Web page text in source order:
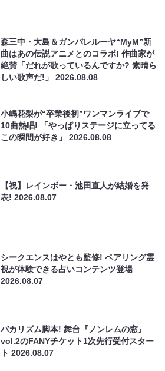
森三中・大島＆ガンバレルーヤ“MyM”新
曲はあの伝説アニメとのコラボ! 作曲家が
絶賛「だれが歌っているんですか? 素晴ら
しい歌声だ!」2026.08.08
小嶋花梨が“卒業後初”ワンマンライブで
10曲熱唱! 「やっぱりステージに立ってる
この瞬間が好き」2026.08.08
【祝】レインボー・池田直人が結婚を発
表!2026.08.07
シークエンスはやとも監修! ペアリング霊
視が体験できる占いコンテンツ登場
2026.08.07
バカリズム脚本! 舞台『ノンレムの窓』
vol.2のFANYチケット1次先行受付スター
ト2026.08.07